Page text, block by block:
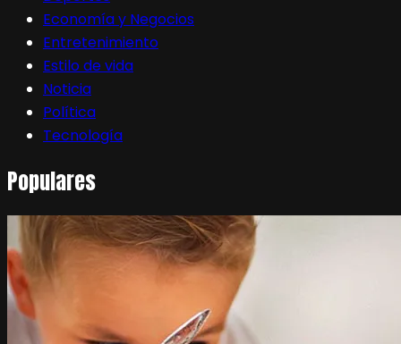
Economía y Negocios
Entretenimiento
Estilo de vida
Noticia
Política
Tecnología
Populares